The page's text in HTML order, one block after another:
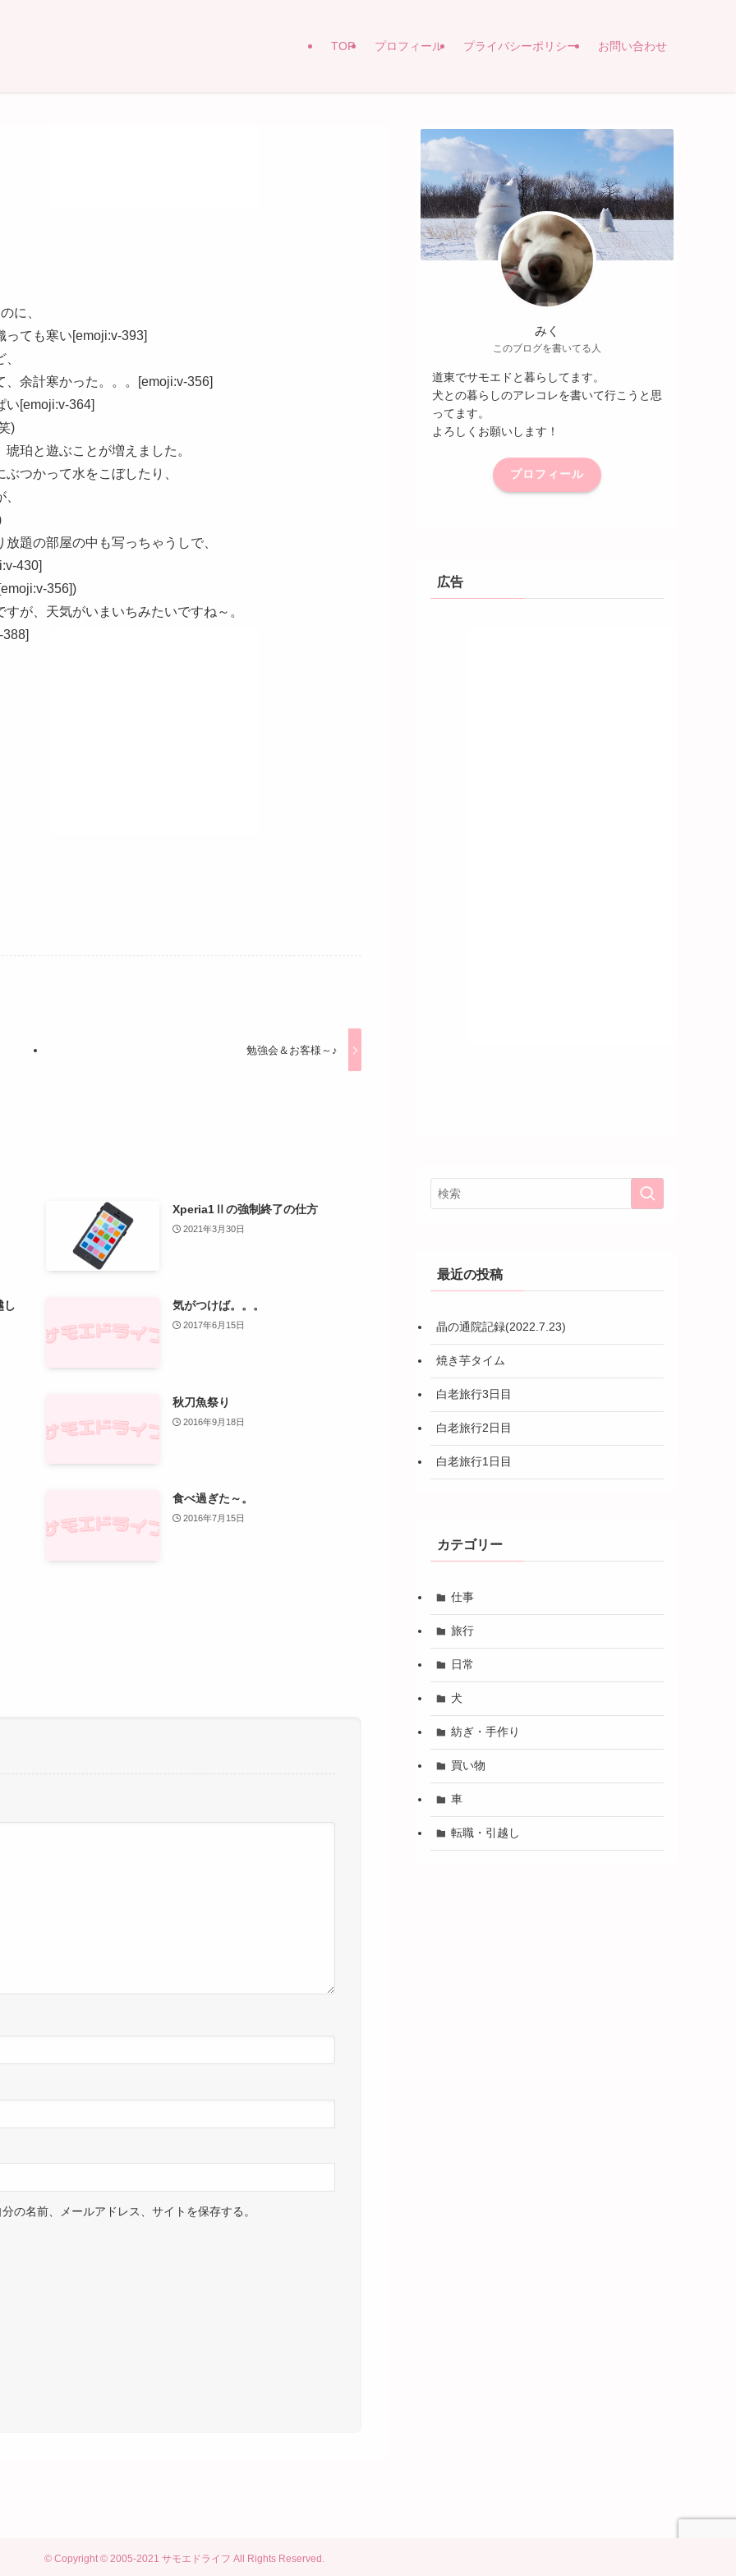
TOP プロフィール プライバシーポリシー お問い合わせ
に、
ても寒い[emoji:v-393]
余計寒かった。。。[emoji:v-356]
い[emoji:v-364]
)
珀と遊ぶことが増えました。
つかって水をこぼしたり、
題の部屋の中も写っちゃうしで、
430]
356])
が、天気がいまいちみたいですね～。
勉強会＆お客様～♪
Xperia1Ⅱの強制終了の仕方
2021年3月30日
し 気がつけば。。。
2017年6月15日
秋刀魚祭り
2016年9月18日
食べ過ぎた～。
2016年7月15日
の名前、メールアドレス、サイトを保存する。
みく
このブログを書いてる人
道東でサモエドと暮らしてます。
犬との暮らしのアレコレを書いて行こうと思
ってます。
よろしくお願いします！
プロフィール
広告
最近の投稿
晶の通院記録(2022.7.23)
焼き芋タイム
白老旅行3日目
白老旅行2日目
白老旅行1日目
カテゴリー
仕事
旅行
日常
犬
紡ぎ・手作り
買い物
車
転職・引越し
©Copyright © 2005-2021 サモエドライフ All Rights Reserved.